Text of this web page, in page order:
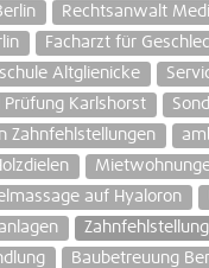
Rechtsanwalt
Facharzt für
Altglienicke
Prüfung Karlshorst
Zahnfehlstellungen
auf Hyaloron
Baubetreuung